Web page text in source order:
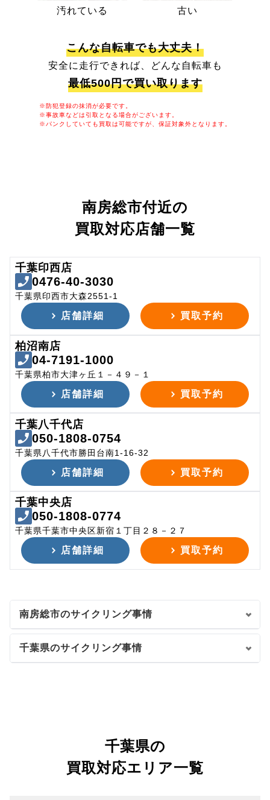
汚れている 古い
こんな自転車でも大丈夫！
安全に走行できれば、どんな自転車も
最低500円で買い取ります
※防犯登録の抹消が必要です。
※事故車などは引取となる場合がございます。
※パンクしていても買取は可能ですが、保証対象外となります。
南房総市付近の
買取対応店舗一覧
千葉印西店
0476-40-3030
千葉県印西市大森2551-1
店舗詳細 買取予約
柏沼南店
04-7191-1000
千葉県柏市大津ヶ丘１－４９－１
店舗詳細 買取予約
千葉八千代店
050-1808-0754
千葉県八千代市勝田台南1-16-32
店舗詳細 買取予約
千葉中央店
050-1808-0774
千葉県千葉市中央区新宿１丁目２８－２７
店舗詳細 買取予約
南房総市のサイクリング事情
千葉県のサイクリング事情
千葉県の
買取対応エリア一覧